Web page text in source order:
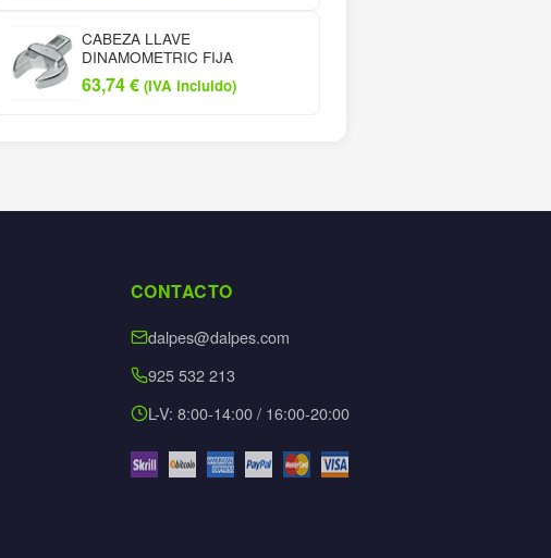
CABEZA LLAVE
DINAMOMETRIC FIJA
63,74€ (IVA incluido)
CONTACTO
dalpes@dalpes.com
925 532 213
L-V: 8:00-14:00 / 16:00-20:00